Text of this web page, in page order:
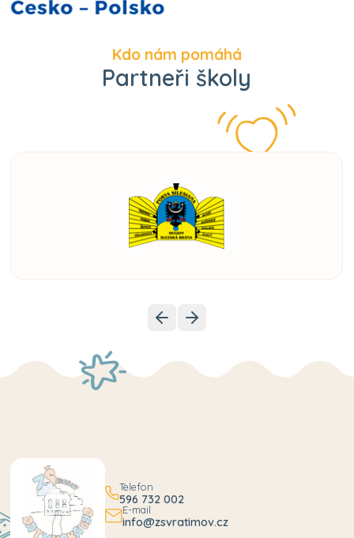
Kdo nám pomáhá
Partneři školy
Telefon
596 732 002
E-mail
info@zsvratimov.cz